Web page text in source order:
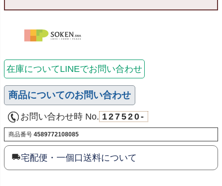
在庫についてLINEでお問い合わせ
商品についてのお問い合わせ
お問い合わせ時 No. 127520-
商品番号 4589772108085
宅配便・一個口送料について